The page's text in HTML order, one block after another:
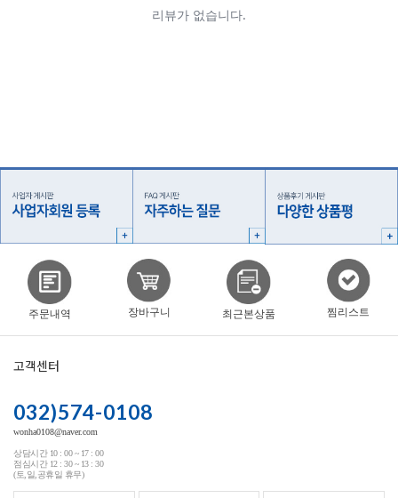
주문내역 장바구니 최근본상품 찜리스트
고객센터
032)574-0108
wonha0108@naver.com
상담시간 10 : 00 ~ 17 : 00
점심시간 12 : 30 ~ 13 : 30
(토,일,공휴일 휴무)